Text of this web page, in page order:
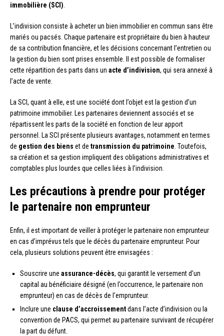
immobilière (SCI).
L’indivision consiste à acheter un bien immobilier en commun sans être
mariés ou pacsés. Chaque partenaire est propriétaire du bien à hauteur
de sa contribution financière, et les décisions concernant l’entretien ou
la gestion du bien sont prises ensemble. Il est possible de formaliser
cette répartition des parts dans un acte d’indivision, qui sera annexé à
l’acte de vente.
La SCI, quant à elle, est une société dont l’objet est la gestion d’un
patrimoine immobilier. Les partenaires deviennent associés et se
répartissent les parts de la société en fonction de leur apport
personnel. La SCI présente plusieurs avantages, notamment en termes
de gestion des biens et de transmission du patrimoine. Toutefois,
sa création et sa gestion impliquent des obligations administratives et
comptables plus lourdes que celles liées à l’indivision.
Les précautions à prendre pour protéger
le partenaire non emprunteur
Enfin, il est important de veiller à protéger le partenaire non emprunteur
en cas d’imprévus tels que le décès du partenaire emprunteur. Pour
cela, plusieurs solutions peuvent être envisagées :
Souscrire une assurance-décès, qui garantit le versement d’un
capital au bénéficiaire désigné (en l’occurrence, le partenaire non
emprunteur) en cas de décès de l’emprunteur.
Inclure une clause d’accroissementdans l’acte d’indivision ou la
convention de PACS, qui permet au partenaire survivant de récupérer
la part du défunt.